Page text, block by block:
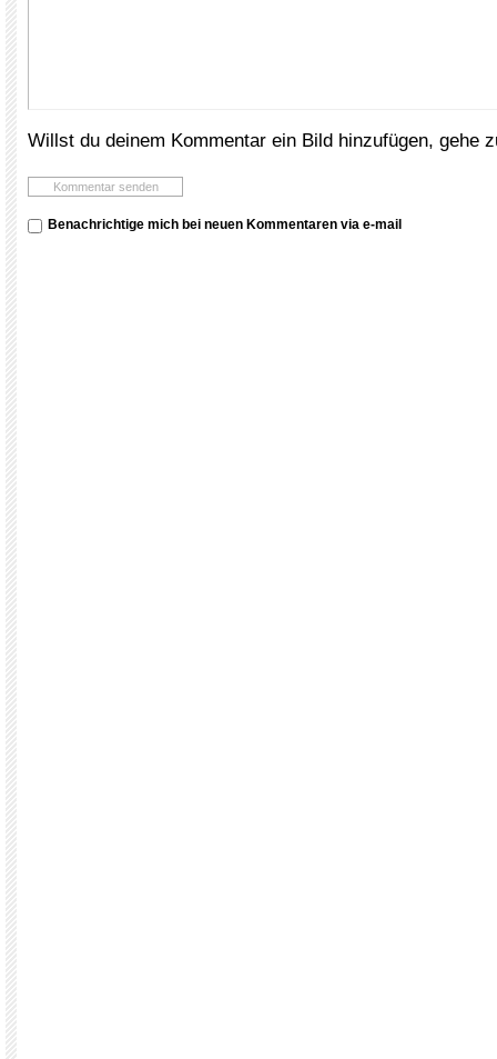
Willst du deinem Kommentar ein Bild hinzufügen, gehe
Benachrichtige mich bei neuen Kommentaren via e-mail